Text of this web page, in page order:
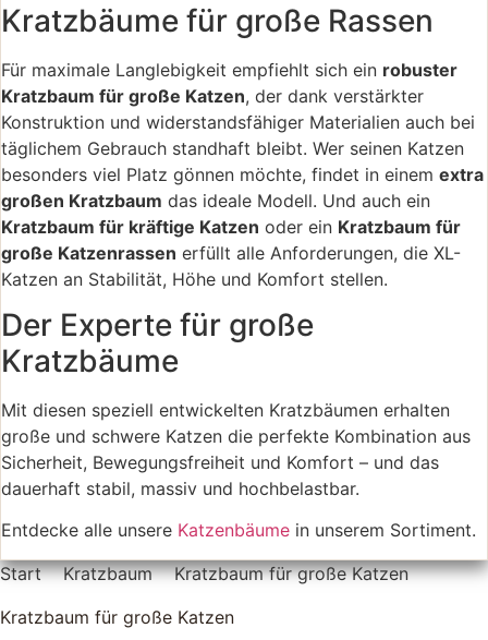
Kratzbäume für große Rassen
Für maximale Langlebigkeit empfiehlt sich ein robuster
Kratzbaum für große Katzen, der dank verstärkter
Konstruktion und widerstandsfähiger Materialien auch bei
täglichem Gebrauch standhaft bleibt. Wer seinen Katzen
besonders viel Platz gönnen möchte, findet in einem extra
großen Kratzbaum das ideale Modell. Und auch ein
Kratzbaum für kräftige Katzen oder ein Kratzbaum für
große Katzenrassen erfüllt alle Anforderungen, die XL-
Katzen an Stabilität, Höhe und Komfort stellen.
Der Experte für große
Kratzbäume
Mit diesen speziell entwickelten Kratzbäumen erhalten
große und schwere Katzen die perfekte Kombination aus
Sicherheit, Bewegungsfreiheit und Komfort – und das
dauerhaft stabil, massiv und hochbelastbar.
Entdecke alle unsere Katzenbäume in unserem Sortiment.
Start
Kratzbaum
Kratzbaum für große Katzen
Kratzbaum für große Katzen